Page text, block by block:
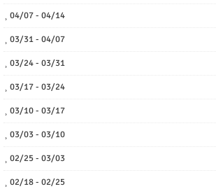
04/07 - 04/14
03/31 - 04/07
03/24 - 03/31
03/17 - 03/24
03/10 - 03/17
03/03 - 03/10
02/25 - 03/03
02/18 - 02/25